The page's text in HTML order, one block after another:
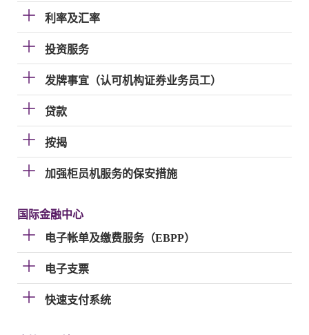
利率及汇率
投资服务
发牌事宜（认可机构证券业务员工）
贷款
按揭
加强柜员机服务的保安措施
国际金融中心
电子帐单及缴费服务（EBPP）
电子支票
快速支付系统